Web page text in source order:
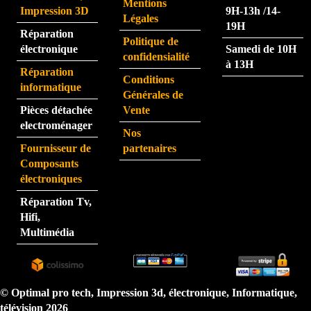
ulière
ment
rapid
e.
nt.
pers
onne
sitez
pas.
Je
Impression 3D
Réparation
électronique
Réparation
informatique
Pièces détachée
electroménager
Fournisseur de
Composants
électroniques
Réparation Tv,
Hifi,
Multimédia
Mentions
Légales
Politique de
confidensialité
Conditions
Générales de
Vente
Nos
partenaires
9H-13h /14-
19H
Samedi de 10H
à 13H
© Optimal pro tech, Impression 3d, électronique, Informatique,
télévision 2026